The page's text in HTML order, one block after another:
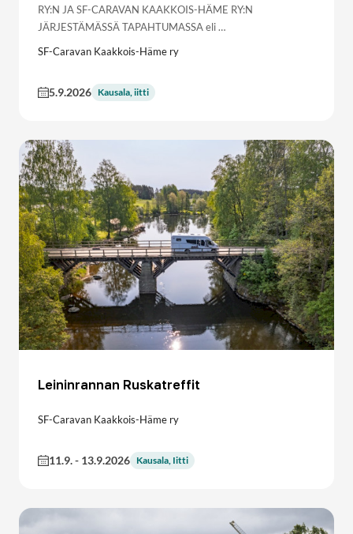
RY:N JA SF-CARAVAN KAAKKOIS-HÄME RY:N
JÄRJESTÄMÄSSÄ TAPAHTUMASSA eli …
SF-Caravan Kaakkois-Häme ry
5.9.2026 Kausala, iitti
Leininrannan Ruskatreffit
SF-Caravan Kaakkois-Häme ry
11.9.- 13.9.2026 Kausala, Iitti